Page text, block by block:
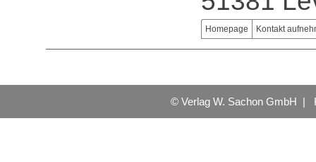
Homepage Kontakt
© Verlag W. Sachon GmbH |